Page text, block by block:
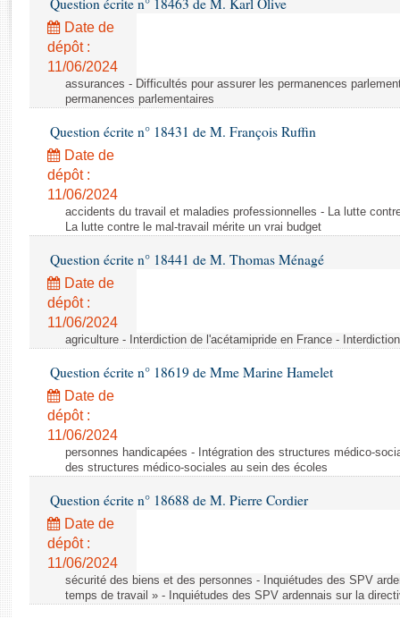
Rapports d'enquête
Rapports législatifs
Rapports sur l'application des lois
Baromètre de l’application des lois
Budget et sécurité sociale
Questions écrites et orales
Comptes rendus des débats
Question écrite n° 18463 de M. Karl Olive
Date de
dépôt :
11/06/2024
assurances - Difficultés pour assurer les permanences
permanences parlementaires
Question écrite n° 18431 de M. François Ruffin
Date de
dépôt :
11/06/2024
accidents du travail et maladies professionnelles - La lutte
La lutte contre le mal-travail mérite un vrai budget
Question écrite n° 18441 de M. Thomas Ménagé
Date de
dépôt :
11/06/2024
agriculture - Interdiction de l'acétamipride en France -
Question écrite n° 18619 de Mme Marine Hamelet
Date de
dépôt :
11/06/2024
personnes handicapées - Intégration des structures médico-
des structures médico-sociales au sein des écoles
Question écrite n° 18688 de M. Pierre Cordier
Date de
dépôt :
11/06/2024
sécurité des biens et des personnes - Inquiétudes des SPV
temps de travail » - Inquiétudes des SPV ardennais sur la